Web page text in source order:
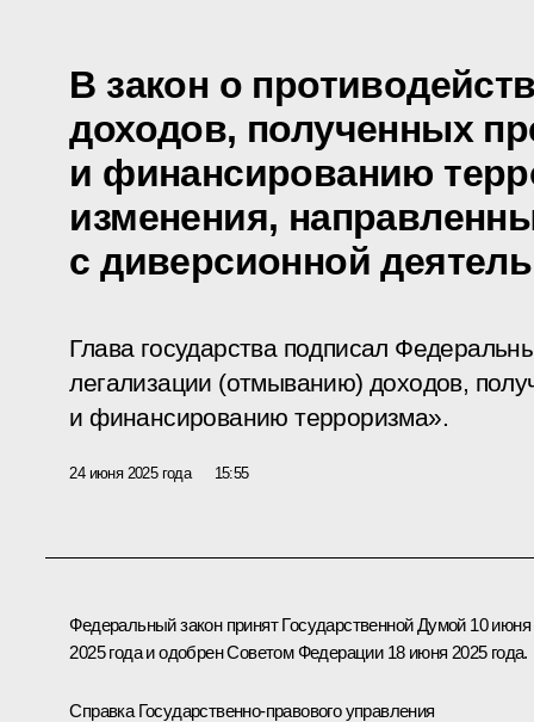
В закон о
доходов, полученных
и финансированию
изменения,
с диверсионной
Глава государства подписал
легализации (отмыванию) доходов,
и финансированию терроризма».
24 июня 2025 года 15:55
Федеральный закон принят Государственной Думой 10 июня
2025 года и одобрен Советом Федерации 18 июня 2025 года.
Справка Государственно-правового управления